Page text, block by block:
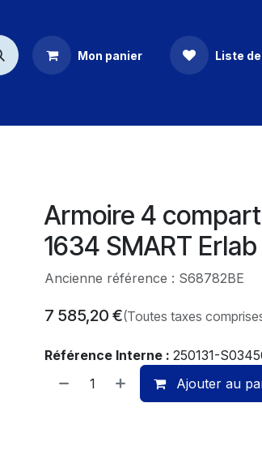
Mon panier Liste
Armoire 4
1634 SMART Erlab
Ancienne référence : S68782BE
7 585,20 €(Toutes taxes
Référence Interne : 250131-
Ajouter au